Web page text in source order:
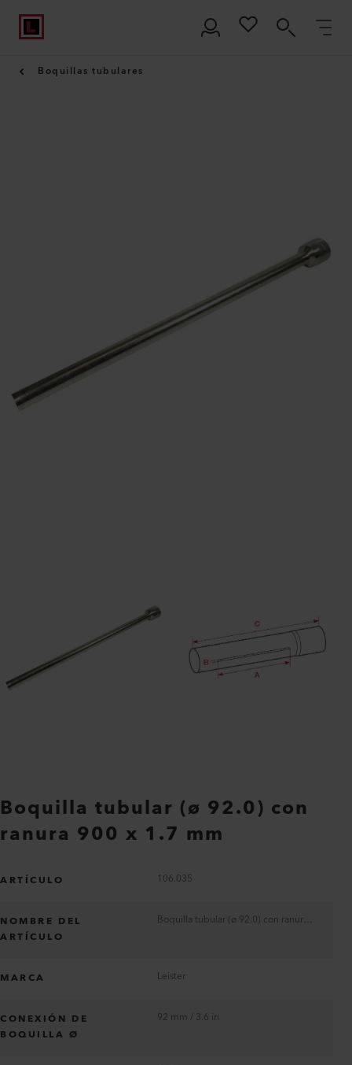
Boquillas tubulares
Boquilla tubular (ø 92.0) con
ranura 900 x 1.7 mm
ARTÍCULO 106.035
NOMBRE DEL
ARTÍCULO
MARCA Leister
CONEXIÓN DE
BOQUILLA Ø
92 mm / 3.6 in